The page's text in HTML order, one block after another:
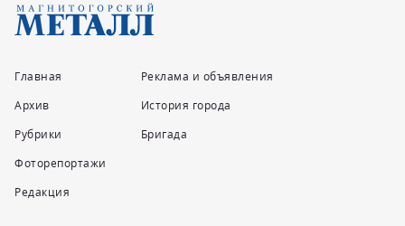
Главная
Архив
Рубрики
Фоторепортажи
Редакция
Реклама и объявления
История города
Бригада